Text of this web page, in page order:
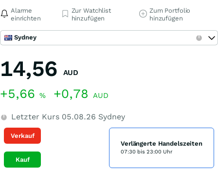
Alarme
einrichten
Zur Watchlist
hinzufügen
Zum Portfolio
hinzufügen
Sydney
14,56 AUD
+5,66 % +0,78 AUD
Letzter Kurs 05.08.26 Sydney
Verkauf
Kauf
Verlängerte Handelszeiten
07:30 bis 23:00 Uhr